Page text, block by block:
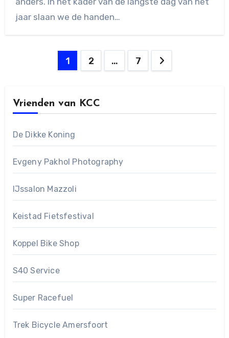
jaar slaan we de handen…
Berichten
1 2 … 7
Vrienden van KCC
De Dikke Koning
Evgeny Pakhol Photography
IJssalon Mazzoli
Keistad Fietsfestival
Koppel Bike Shop
S40 Service
Super Racefuel
Trek Bicycle Amersfoort